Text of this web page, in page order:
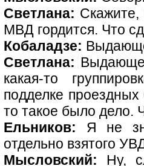
Светлана: Скажите,
МВД гордится. Что
Кобаладзе:
Светлана:
какая-то
подделке
то такое было дело.
Ельников: Я не
отдельно взятого
Мысловский: Ну,